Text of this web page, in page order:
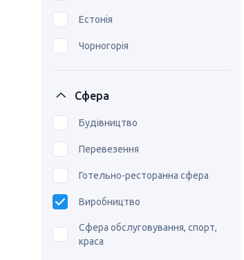
Естонія
Чорногорія
Сфера
Будівництво
Перевезення
Готельно-ресторанна сфера
Виробництво
Сфера обслуговування, спорт,
краса